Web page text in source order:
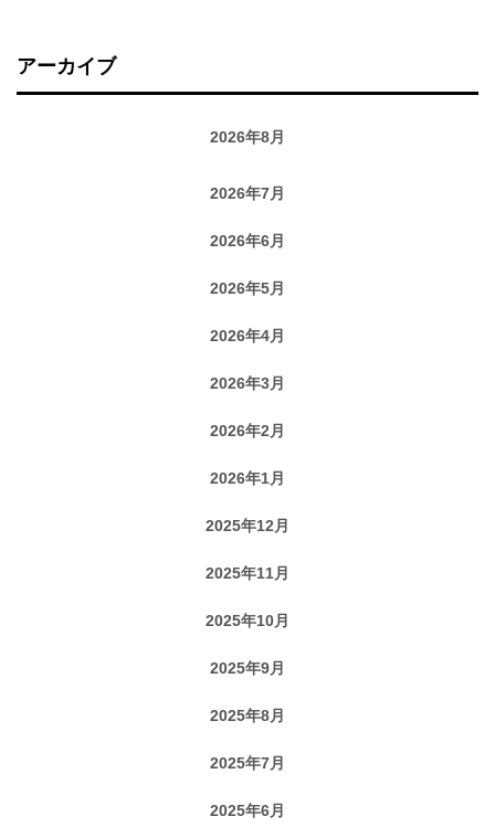
アーカイブ
2026年8月
2026年7月
2026年6月
2026年5月
2026年4月
2026年3月
2026年2月
2026年1月
2025年12月
2025年11月
2025年10月
2025年9月
2025年8月
2025年7月
2025年6月